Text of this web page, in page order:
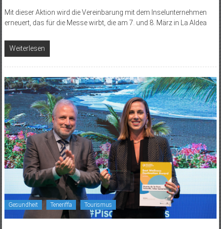
Mit dieser Aktion wird die Vereinbarung mit dem Inselunternehmen
erneuert, das für die Messe wirbt, die am 7. und 8. März in La Aldea
Weiterlesen
Gesundheit Teneriffa Tourismus